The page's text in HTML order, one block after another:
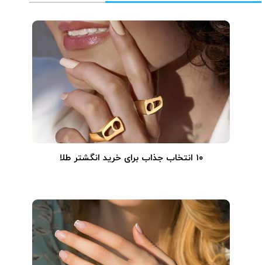
۱۰ انتخاب جذاب برای خرید انگشتر طلا